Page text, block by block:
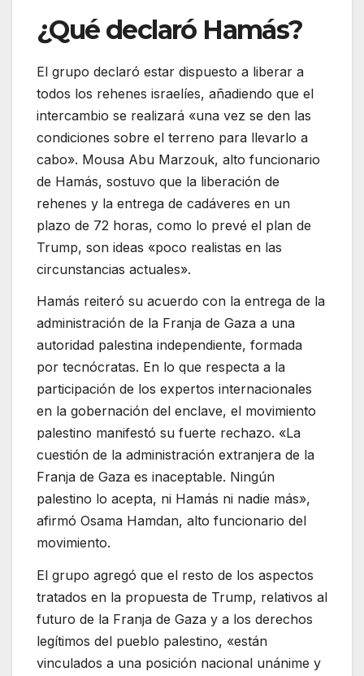
¿Qué declaró Hamás?
El grupo declaró estar dispuesto a liberar a
todos los rehenes israelíes, añadiendo que el
intercambio se realizará «una vez se den las
condiciones sobre el terreno para llevarlo a
cabo». Mousa Abu Marzouk, alto funcionario
de Hamás, sostuvo que la liberación de
rehenes y la entrega de cadáveres en un
plazo de 72 horas, como lo prevé el plan de
Trump, son ideas «poco realistas en las
circunstancias actuales».
Hamás reiteró su acuerdo con la entrega de la
administración de la Franja de Gaza a una
autoridad palestina independiente, formada
por tecnócratas. En lo que respecta a la
participación de los expertos internacionales
en la gobernación del enclave, el movimiento
palestino manifestó su fuerte rechazo. «La
cuestión de la administración extranjera de la
Franja de Gaza es inaceptable. Ningún
palestino lo acepta, ni Hamás ni nadie más»,
afirmó Osama Hamdan, alto funcionario del
movimiento.
El grupo agregó que el resto de los aspectos
tratados en la propuesta de Trump, relativos al
futuro de la Franja de Gaza y a los derechos
legítimos del pueblo palestino, «están
vinculados a una posición nacional unánime y